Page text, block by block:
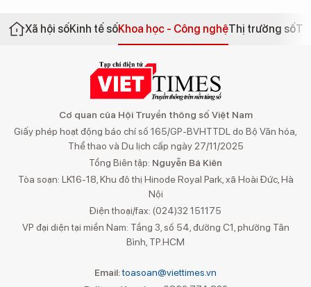
Xã hội sốKinh tế sốKhoa học - Công nghệThị trường số
Cơ quan của Hội Truyền thông số Việt Nam
Giấy phép hoạt động báo chí số 165/GP-BVHTTDL do Bộ Văn hóa,
Thể thao và Du lịch cấp ngày 27/11/2025
Tổng Biên tập: Nguyễn Bá Kiên
Tòa soạn: LK16-18, Khu đô thị Hinode Royal Park, xã Hoài Đức, Hà
Nội
Điện thoại/fax: (024)32 151175
VP đại diện tại miền Nam: Tầng 3, số 54, đường C1, phường Tân
Bình, TP.HCM
Email:toasoan@viettimes.vn